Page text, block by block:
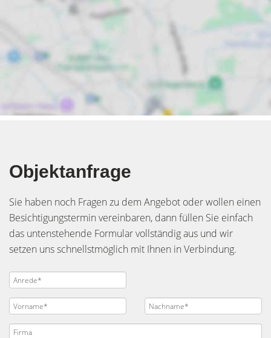
Objektanfrage
Sie haben noch Fragen zu dem Angebot oder wollen einen
Besichtigungstermin vereinbaren, dann füllen Sie einfach
das untenstehende Formular vollständig aus und wir
setzen uns schnellstmöglich mit Ihnen in Verbindung.